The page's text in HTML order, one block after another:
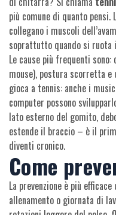
più comune di quanto pensi.
collegano i muscoli
soprattutto quando si ruota
Le cause più frequenti
mouse), postura scorretta
gioca a tennis: anche i
computer possono
lato esterno del gomito,
estende il braccio – è il
diventi cronico.
Come
La prevenzione è più
allenamento o giornata di